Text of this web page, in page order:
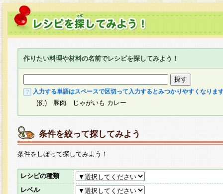
作りたい料理や材料の名前でレシピを探してみよう！
入力する単語はスペースで区切って入力するとみつかりやすくなりま
(例) 豚肉 じゃがいも カレー
条件を絞って探してみよう
条件をしぼって探してみよう！
レシピの種類
レベル